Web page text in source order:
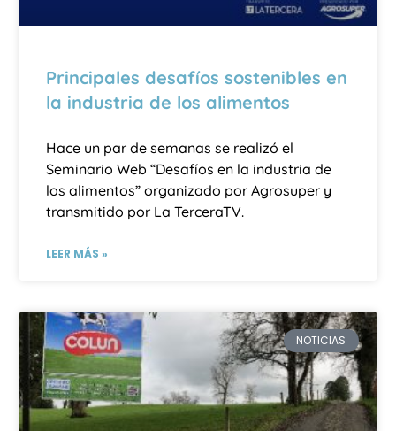
Principales desafíos sostenibles en
la industria de los alimentos
Hace un par de semanas se realizó el
Seminario Web “Desafíos en la industria de
los alimentos” organizado por Agrosuper y
transmitido por La TerceraTV.
LEER MÁS »
NOTICIAS